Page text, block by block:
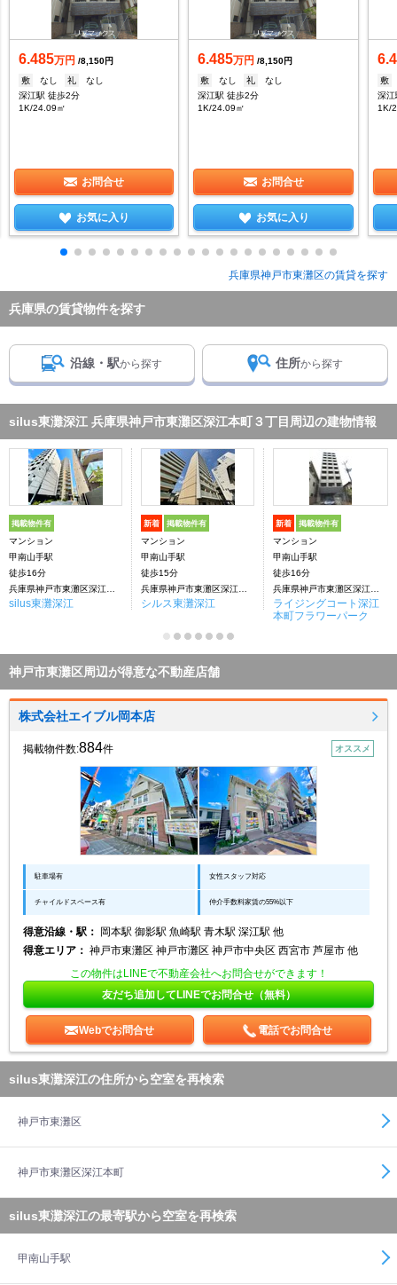
6.485万円 /8,150円
敷
なし 礼
なし
深江駅 徒歩2分
1K/24.09㎡
お問合せ
お気に入り
6.485万円 /8,150円
敷
なし 礼
なし
深江駅 徒歩2分
1K/24.09㎡
お問合せ
お気に入り
敷
深江
1K/
兵庫県神戸市東灘区の賃貸を探す
兵庫県の賃貸物件を探す
沿線・駅から探す 住所から探す
silus東灘深江 兵庫県神戸市東灘区深江本町３丁目周辺の建物情報
掲載物件有
マンション
甲南山手駅
徒歩16分
silus東灘深江
新着 掲載物件有
マンション
甲南山手駅
徒歩15分
シルス東灘深江
新着 掲載物件有
マンション
甲南山手駅
徒歩16分
ライジングコート深江
本町フラワーパーク
神戸市東灘区周辺が得意な不動産店舗
株式会社エイブル岡本店
掲載物件数:884件 オススメ
駐車場有 女性スタッフ対応
チャイルドスペース有 仲介手数料家賃の55%以下
得意沿線・駅：
岡本駅 御影駅 魚崎駅 青木駅 深江駅 他
得意エリア： 神戸市東灘区 神戸市灘区 神戸市中央区 西宮市 芦屋市 他
この物件はLINEで不動産会社へお問合せができます！
友だち追加してLINEでお問合せ（無料）
Webでお問合せ 電話でお問合せ
silus東灘深江の住所から空室を再検索
神戸市東灘区
神戸市東灘区深江本町
silus東灘深江の最寄駅から空室を再検索
甲南山手駅